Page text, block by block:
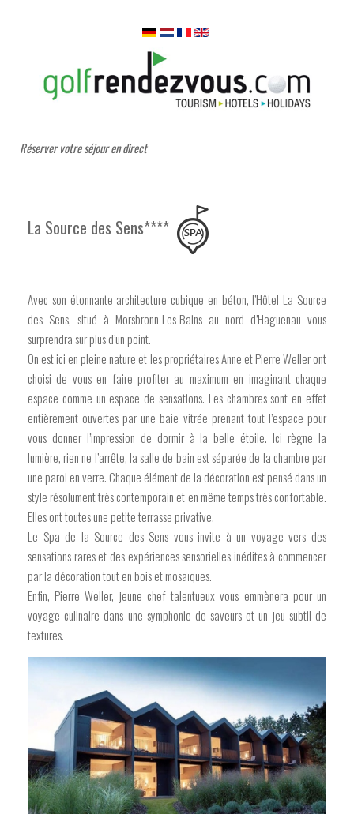
Réserver votre séjour en direct
La Source des Sens****
Avec son étonnante architecture cubique en béton, l’Hôtel La Source
des Sens, situé à Morsbronn-Les-Bains au nord d’Haguenau vous
surprendra sur plus d’un point.
On est ici en pleine nature et les propriétaires Anne et Pierre Weller ont
choisi de vous en faire profiter au maximum en imaginant chaque
espace comme un espace de sensations. Les chambres sont en effet
entièrement ouvertes par une baie vitrée prenant tout l’espace pour
vous donner l’impression de dormir à la belle étoile. Ici règne la
lumière, rien ne l’arrête, la salle de bain est séparée de la chambre par
une paroi en verre. Chaque élément de la décoration est pensé dans un
style résolument très contemporain et en même temps très confortable.
Elles ont toutes une petite terrasse privative.
Le Spa de la Source des Sens vous invite à un voyage vers des
sensations rares et des expériences sensorielles inédites à commencer
par la décoration tout en bois et mosaïques.
Enfin, Pierre Weller, jeune chef talentueux vous emmènera pour un
voyage culinaire dans une symphonie de saveurs et un jeu subtil de
textures.